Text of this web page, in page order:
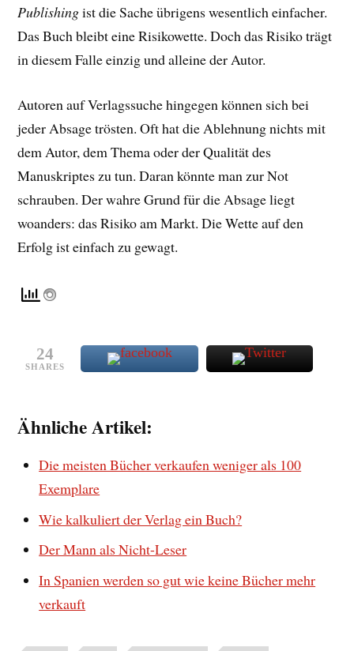
Publishingist die Sache übrigens wesentlich einfacher.
Das Buch bleibt eine Risikowette. Doch das Risiko trägt
in diesem Falle einzig und alleine der Autor.
Autoren auf Verlagssuche hingegen können sich bei
jeder Absage trösten. Oft hat die Ablehnung nichts mit
dem Autor, dem Thema oder der Qualität des
Manuskriptes zu tun. Daran könnte man zur Not
schrauben. Der wahre Grund für die Absage liegt
woanders: das Risiko am Markt. Die Wette auf den
Erfolg ist einfach zu gewagt.
24
SHARES
Ähnliche Artikel:
Die meisten Bücher verkaufen weniger als 100
Exemplare
Wie kalkuliert der Verlag ein Buch?
Der Mann als Nicht-Leser
In Spanien werden so gut wie keine Bücher mehr
verkauft